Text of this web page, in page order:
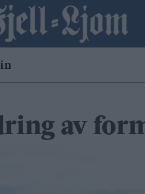
av